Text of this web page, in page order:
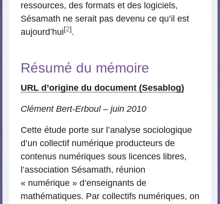
ressources, des formats et des logiciels,
Sésamath ne serait pas devenu ce qu’il est
aujourd’hui [2] .
Résumé du mémoire
URL d’origine du document (Sesablog)
Clément Bert-Erboul – juin 2010
Cette étude porte sur l’analyse sociologique
d’un collectif numérique producteurs de
contenus numériques sous licences libres,
l’association Sésamath, réunion
« numérique » d’enseignants de
mathématiques. Par collectifs numériques, on